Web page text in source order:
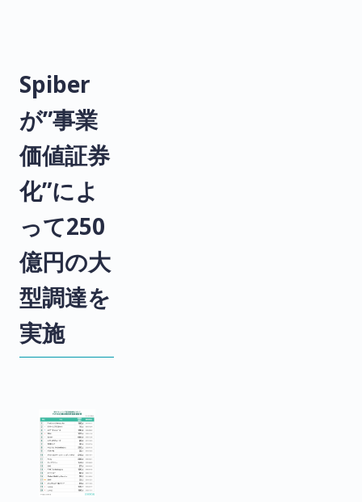
Spiber
が”事業
価値証券
化”によ
って250
億円の大
型調達を
実施